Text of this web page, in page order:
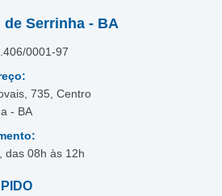
Serrinha - BA
0001-97
735, Centro
- BA
das 08h às 12h